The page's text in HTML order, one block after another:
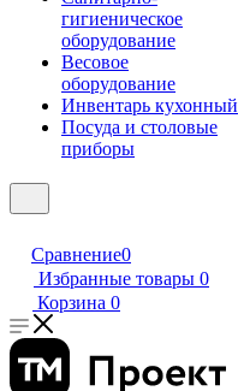
гигиеническое
оборудование
Весовое
оборудование
Инвентарь кухонный
Посуда и столовые
приборы
Сравнение0
Избранные товары 0
Корзина 0